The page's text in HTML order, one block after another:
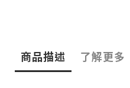
商品描述 了解更多